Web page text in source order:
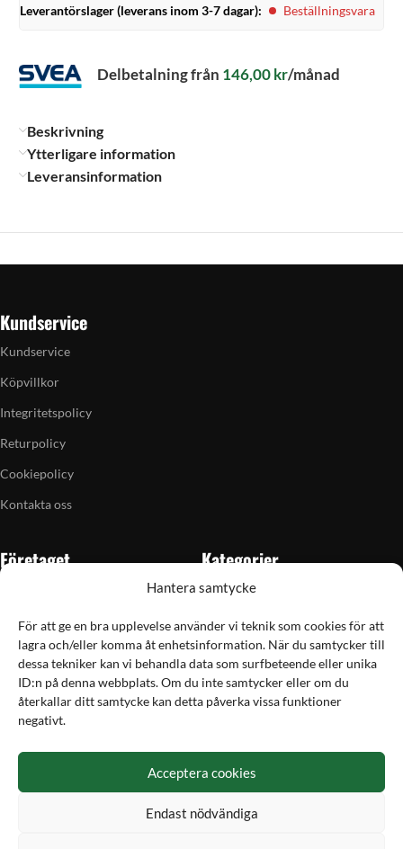
Hantera samtycke
För att ge en bra upplevelse använder vi teknik som cookies för att
lagra och/eller komma åt enhetsinformation. När du samtycker till
dessa tekniker kan vi behandla data som surfbeteende eller unika
ID:n på denna webbplats. Om du inte samtycker eller om du
återkallar ditt samtycke kan detta påverka vissa funktioner
negativt.
Acceptera cookies
Endast nödvändiga
Leverantörslager (leverans inom 3-7 dagar):
Beställningsvara
Delbetalning från 146,00kr/månad
Beskrivning
Ytterligare information
Leveransinformation
Kundservice
Kundservice
Köpvillkor
Integritetspolicy
Returpolicy
Cookiepolicy
Kontakta oss
Företaget
Butiken i Vellinge
Artiklar
Grain till gram-kalkylator
Kampanjer
Kategorier
Skytte
Jakt & fiske
Handladdning
Optik
Utrustning